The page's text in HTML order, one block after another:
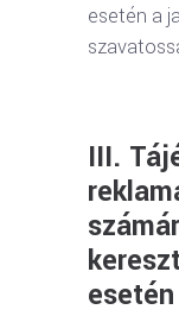
esetén a
III.
esetén